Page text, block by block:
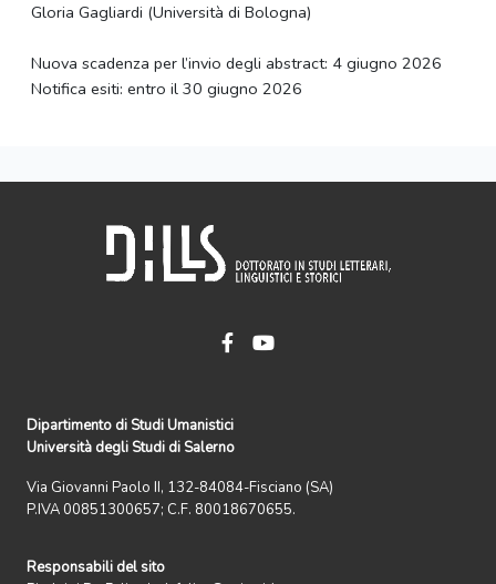
Gloria Gagliardi (Università di Bologna)
Nuova scadenza per l’invio degli abstract: 4 giugno 2026
Notifica esiti: entro il 30 giugno 2026
Dipartimento di Studi Umanistici
Università degli Studi di Salerno
Via Giovanni Paolo II, 132-84084-Fisciano (SA)
P.IVA 00851300657; C.F. 80018670655.
Responsabili del sito